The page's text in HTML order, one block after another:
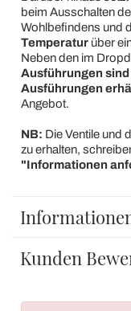
beim Ausschalten
Wohlbefindens und
Temperaturüber
Neben den im
Ausführungen
Ausführungen
Angebot.
NB: Die Ventile und
zu erhalten,
"Informationen
Kunden